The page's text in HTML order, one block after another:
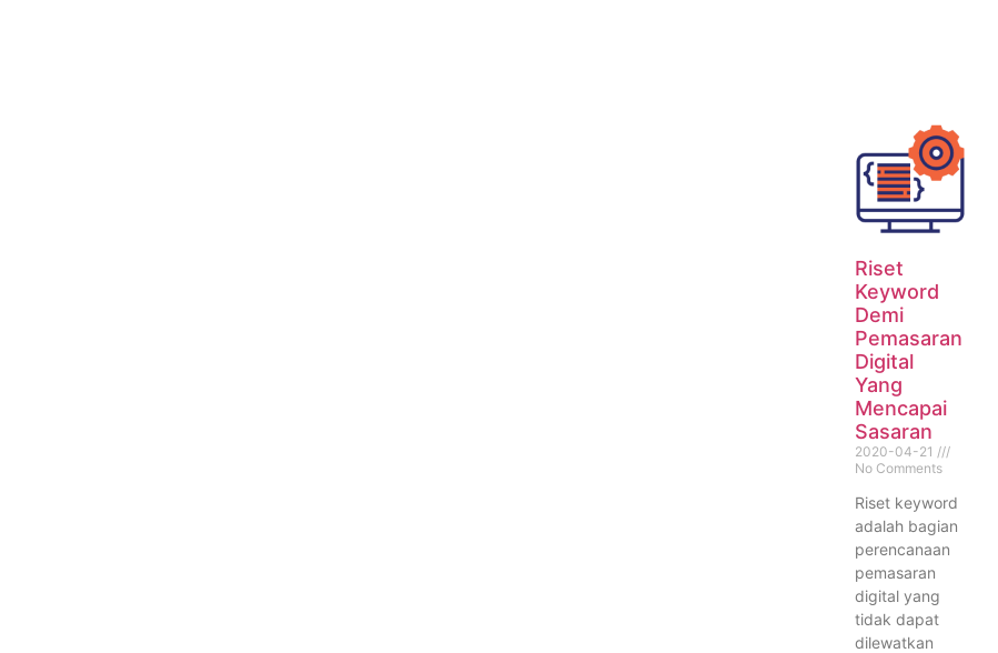
Riset
Keyword
Demi
Pemasaran
Digital
Yang
Mencapai
Sasaran
2020-04-21
No Comments
Riset keyword
adalah bagian
perencanaan
pemasaran
digital yang
tidak dapat
dilewatkan